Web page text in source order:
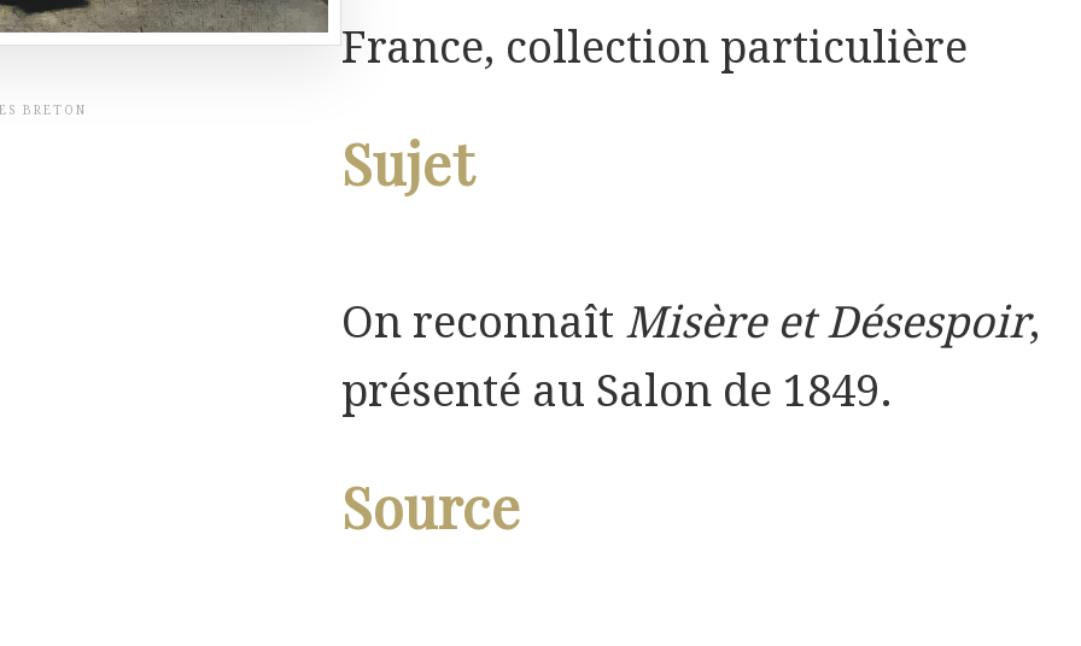
BRETON
France, collection particulière
Sujet
On reconnaît Misère et Désespoir,
présenté au Salon de 1849.
Source